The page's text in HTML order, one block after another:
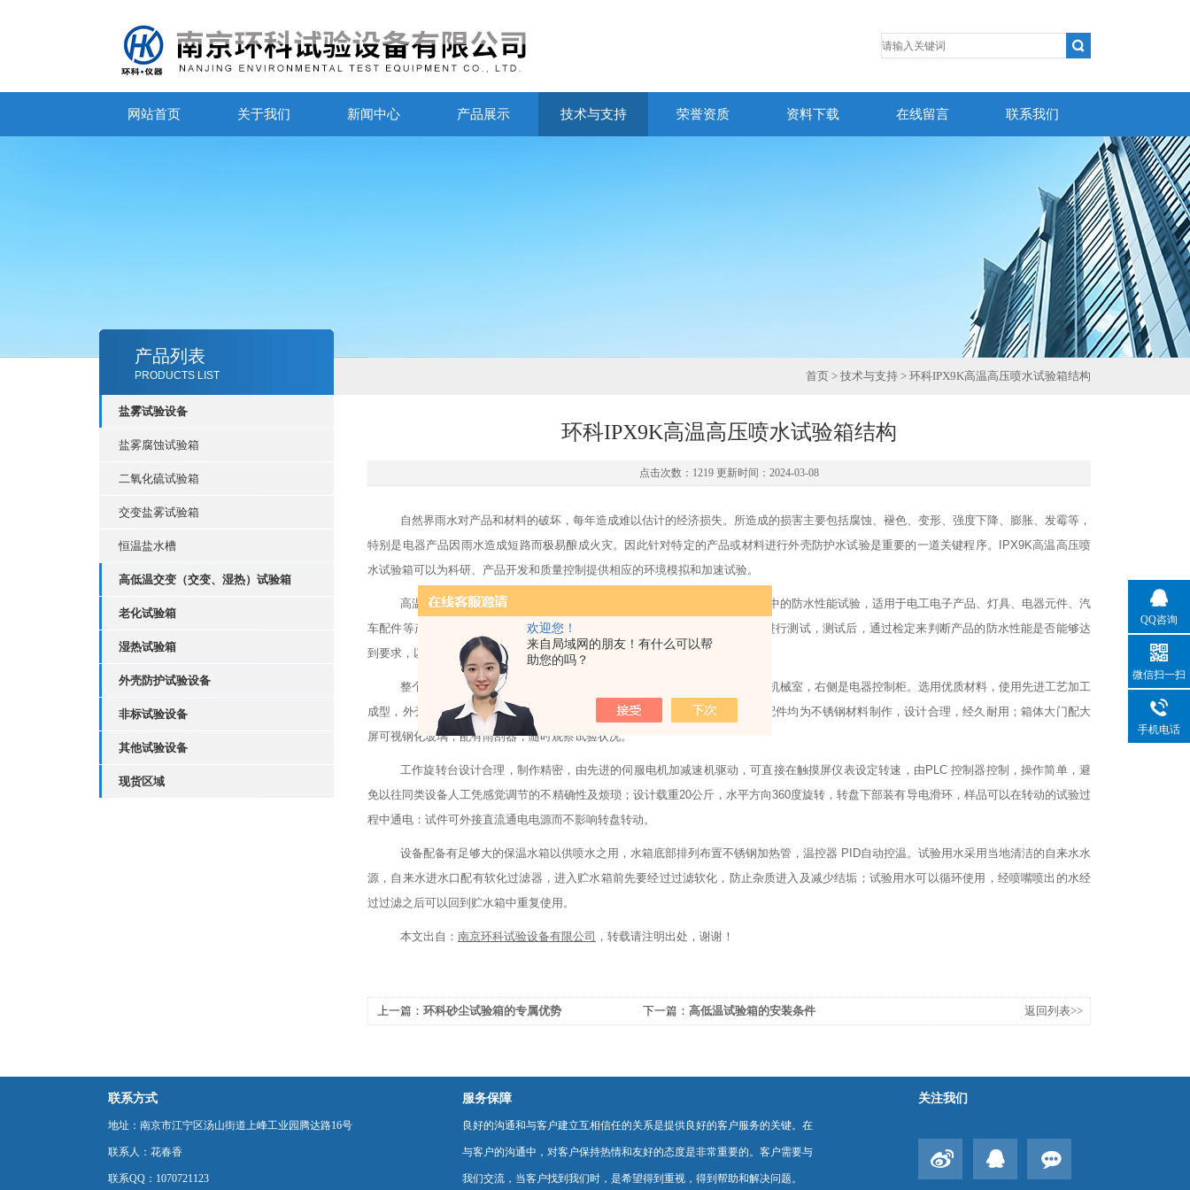
欢迎您！
来自局域网的朋友！有什么可以帮
助您的吗？
网站首页 关于我们 新闻中心 产品展示 技术与支持 荣誉资质 资料下载 在线留言 联系我们
产品列表
PRODUCTS LIST
盐雾试验设备
盐雾腐蚀试验箱
二氧化硫试验箱
交变盐雾试验箱
恒温盐水槽
高低温交变（交变、湿热）试验箱
老化试验箱
湿热试验箱
外壳防护试验设备
非标试验设备
其他试验设备
现货区域
首页 > 技术与支持 > 环科IPX9K高温高压喷水试验箱结构
环科IPX9K高温高压喷水试验箱结构
点击次数：1219 更新时间：2024-03-08
自然界雨水对产品和材料的破坏，每年造成难以估计的经济损失。所造成的损害主要包括腐蚀、褪色、变形、强度下降、膨胀、发霉等，
特别是电器产品因雨水造成短路而极易酿成火灾。因此针对特定的产品或材料进行外壳防护水试验是重要的一道关键程序。IPX9K高温高压喷
水试验箱可以为科研、产品开发和质量控制提供相应的环境模拟和加速试验。
高温高压喷水试验主要是检测产品在高温、高压环境中贮存、运输及使用中的防水性能试验，适用于电工电子产品、灯具、电器元件、汽
车配件等产品在模拟高温高压的环境条件下，对产品的物理以及其它相关性能进行测试，测试后，通过检定来判断产品的防水性能是否能够达
到要求，以便供产品的设计，改进，检定及出前检验使用。
整个箱体采用整体结构，分为上、下、右三部分，上部为工作室，下部为机械室，右侧是电器控制柜。选用优质材料，使用先进工艺加工
成型，外壳、内胆选用优质SUS304不锈钢板制作。 室内的样品架及其它附件配件均为不锈钢材料制作，设计合理，经久耐用；箱体大门配大
屏可视钢化玻璃，配有雨刮器，随时观察试验状况。
工作旋转台设计合理，制作精密，由先进的伺服电机加减速机驱动，可直接在触摸屏仪表设定转速，由 PLC 控制器控制，操作简单，避
免以往同类设备人工凭感觉调节的不精确性及烦琐；设计载重20公斤，水平方向360度旋转，转盘下部装有导电滑环，样品可以在转动的试验过
程中通电：试件可外接直流通电电源而不影响转盘转动。
设备配备有足够大的保温水箱以供喷水之用，水箱底部排列布置不锈钢加热管，温控器 PID自动控温。试验用水采用当地清洁的自来水水
源，自来水进水口配有软化过滤器，进入贮水箱前先要经过过滤软化，防止杂质进入及减少结垢；试验用水可以循环使用，经喷嘴喷出的水经
过过滤之后可以回到贮水箱中重复使用。
本文出自： 南京环科试验设备有限公司 ，转载请注明出处，谢谢！
上一篇： 环科砂尘试验箱的专属优势 下一篇： 高低温试验箱的安装条件 返回列表>>
联系方式
地址：南京市江宁区汤山街道上峰工业园腾达路16号
联系人：花春香
联系QQ：1070721123
服务保障
良好的沟通和与客户建立互相信任的关系是提供良好的客户服务的关键。在
与客户的沟通中，对客户保持热情和友好的态度是非常重要的。客户需要与
我们交流，当客户找到我们时，是希望得到重视，得到帮助和解决问题。
关注我们
QQ咨询
微信扫一扫
手机电话